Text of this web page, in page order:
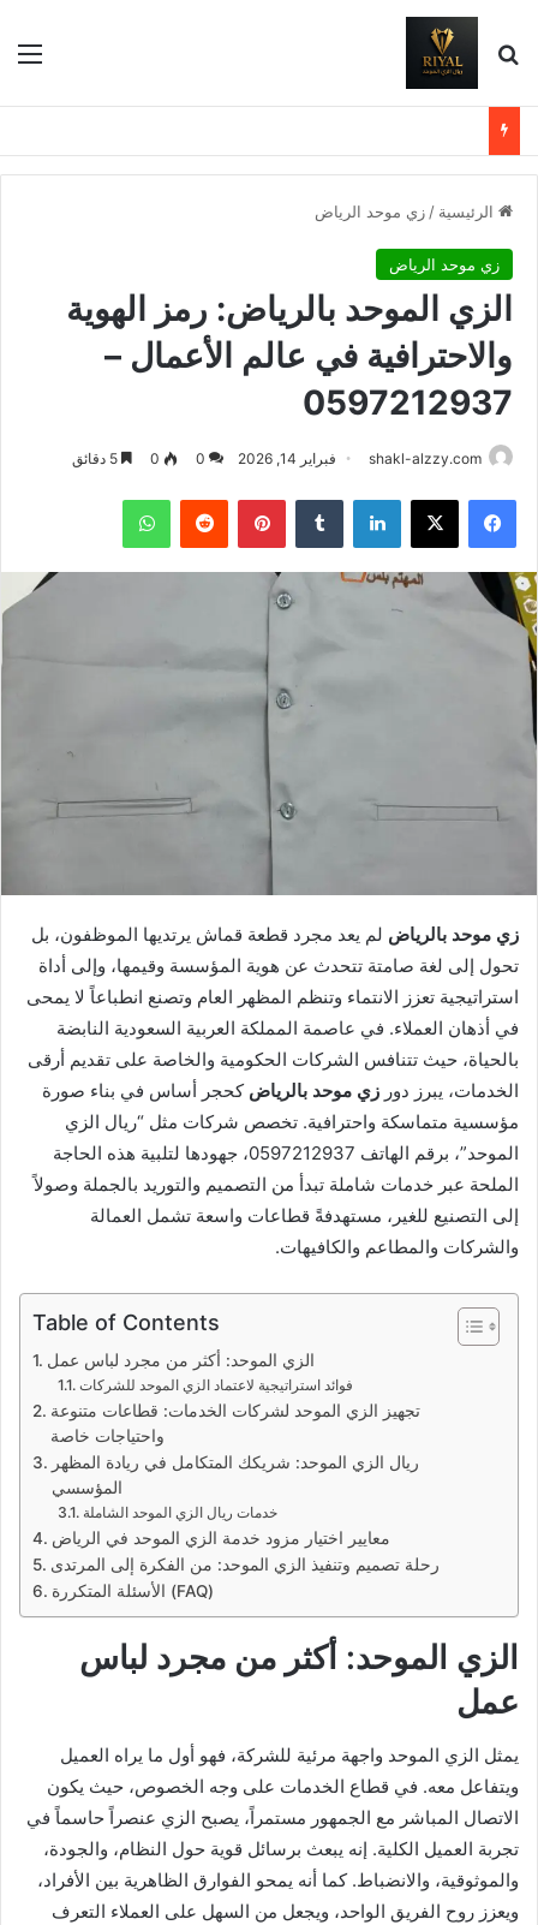
بحث عن
الرئيسية / زي موحد الرياض
زي موحد الرياض
الزي الموحد بالرياض: رمز الهوية
والاحترافية في عالم الأعمال –
0597212937
shakl-alzzy.com فبراير 14, 2026 0
0
فيسبوك X لينكدإن بينتيريست واتساب
زي موحد بالرياض لم يعد مجرد قطعة قماش يرتديها الموظفون، بل
تحول إلى لغة صامتة تتحدث عن هوية المؤسسة وقيمها، وإلى أداة
استراتيجية تعزز الانتماء وتنظم المظهر العام وتصنع انطباعاً لا يمحى
في أذهان العملاء. في عاصمة المملكة العربية السعودية النابضة
بالحياة، حيث تتنافس الشركات الحكومية والخاصة على تقديم أرقى
الخدمات، يبرز دور زي موحد بالرياض كحجر أساس في بناء صورة
مؤسسية متماسكة واحترافية. تخصص شركات مثل “ريال الزي
الموحد”، برقم الهاتف 0597212937، جهودها لتلبية هذه الحاجة
الملحة عبر خدمات شاملة تبدأ من التصميم والتوريد بالجملة وصولاً
إلى التصنيع للغير، مستهدفةً قطاعات واسعة تشمل العمالة
والشركات والمطاعم والكافيهات.
Table of Contents
الزي الموحد: أكثر من مجرد لباس عمل
فوائد استراتيجية لاعتماد الزي الموحد للشركات
تجهيز الزي الموحد لشركات الخدمات: قطاعات متنوعة
واحتياجات خاصة
ريال الزي الموحد: شريكك المتكامل في ريادة المظهر
المؤسسي
خدمات ريال الزي الموحد الشاملة
معايير اختيار مزود خدمة الزي الموحد في الرياض
رحلة تصميم وتنفيذ الزي الموحد: من الفكرة إلى المرتدى
الأسئلة المتكررة (FAQ)
الزي الموحد: أكثر من مجرد لباس
عمل
يمثل الزي الموحد واجهة مرئية للشركة، فهو أول ما يراه العميل
ويتفاعل معه. في قطاع الخدمات على وجه الخصوص، حيث يكون
الاتصال المباشر مع الجمهور مستمراً، يصبح الزي عنصراً حاسماً في
تجربة العميل الكلية. إنه يبعث برسائل قوية حول النظام، والجودة،
والموثوقية، والانضباط. كما أنه يمحو الفوارق الظاهرية بين الأفراد،
ويعزز روح الفريق الواحد، ويجعل من السهل على العملاء التعرف